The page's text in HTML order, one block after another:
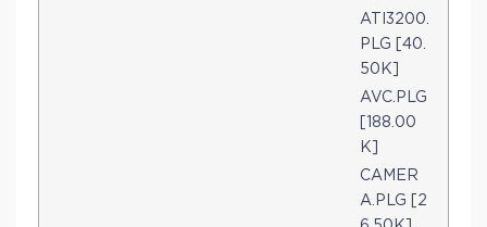
ATI3200.
PLG [40.
50K]
AVC.PLG
[188.00
K]
CAMER
A.PLG [2